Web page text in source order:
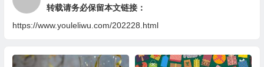
转载请务必保留本文链接：
https://www.youleliwu.com/202228.html